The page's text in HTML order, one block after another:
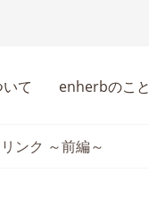
て enherbのこと
ンク ～前編～